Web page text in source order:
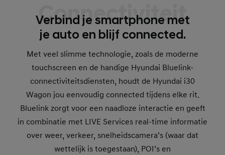
Connectiviteit
Verbind je smartphone met
je auto en blijf connected.
Met veel slimme technologie, zoals de moderne
touchscreen en de handige Hyundai Bluelink-
connectiviteitsdiensten, houdt de Hyundai i30
Wagon jou eenvoudig connected tijdens elke rit.
Bluelink zorgt voor een naadloze interactie en geeft
in combinatie met LIVE Services real-time informatie
over weer, verkeer, snelheidscamera’s (waar dat
wettelijk is toegestaan), POI’s en